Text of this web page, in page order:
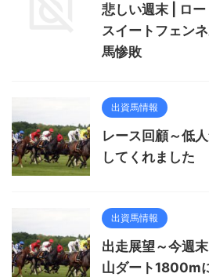
悲しい週末 | ロ
スイートフェン
馬惨敗
出資馬情報
レース回顧～低
してくれました
出資馬情報
出走展望～今週
山ダート1800m